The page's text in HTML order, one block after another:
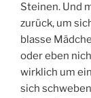
Steinen. Und
zurück, um
blasse
oder eben
wirklich um
sich